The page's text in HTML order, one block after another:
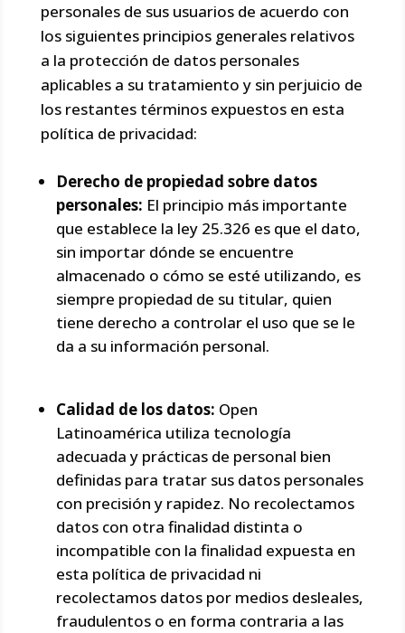
personales de sus usuarios de acuerdo con
los siguientes principios generales relativos
a la protección de datos personales
aplicables a su tratamiento y sin perjuicio de
los restantes términos expuestos en esta
política de privacidad:
Derecho de propiedad sobre datos
personales: El principio más importante
que establece la ley 25.326 es que el dato,
sin importar dónde se encuentre
almacenado o cómo se esté utilizando, es
siempre propiedad de su titular, quien
tiene derecho a controlar el uso que se le
da a su información personal.
Calidad de los datos: Open
Latinoamérica utiliza tecnología
adecuada y prácticas de personal bien
definidas para tratar sus datos personales
con precisión y rapidez. No recolectamos
datos con otra finalidad distinta o
incompatible con la finalidad expuesta en
esta política de privacidad ni
recolectamos datos por medios desleales,
fraudulentos o en forma contraria a las